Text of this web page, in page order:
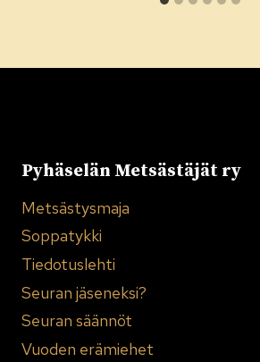
Pyhäselän Metsästäjät ry
Metsästysmaja
Soppatykki
Tiedotuslehti
Seuran jäseneksi?
Seuran säännöt
Vuoden erämiehet